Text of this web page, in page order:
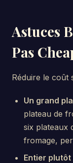
Astuces
Pas
Réduire le coût
Un grand
plateau de
six plateaux
fromage,
Entier